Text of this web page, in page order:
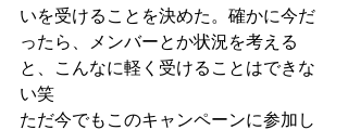
いを受けることを決めた。確かに今だ
ったら、メンバーとか状況を考える
と、こんなに軽く受けることはできな
い笑
ただ今でもこのキャンペーンに参加し